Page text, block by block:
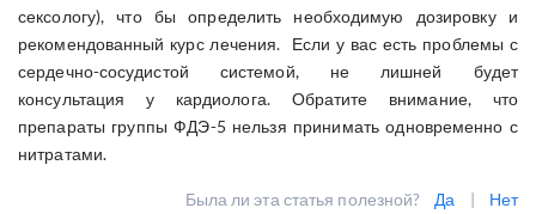
сексологу), что бы определить необходимую дозировку и
рекомендованный курс лечения. Если у вас есть проблемы с
сердечно-сосудистой системой, не лишней будет
консультация у кардиолога. Обратите внимание, что
препараты группы ФДЭ-5 нельзя принимать одновременно с
нитратами.
Была ли эта статья полезной? Да | Нет